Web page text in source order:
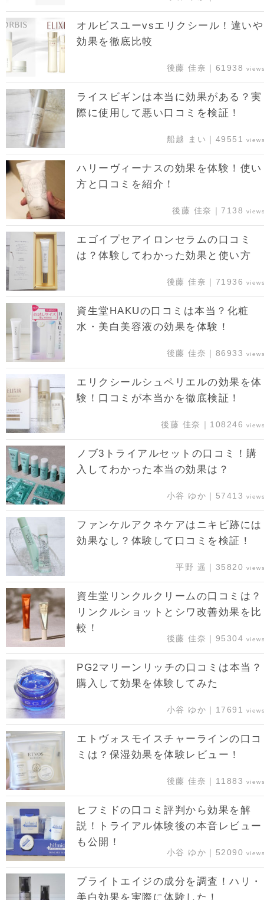
オルビスユーvsエリクシール！違いや
効果を徹底比較
後藤 佳奈｜61938
ライスビギンは本当に効果がある？実
際に使用して悪い口コミを検証！
船越 まい｜49551
ハリーヴィーナスの効果を体験！使い
方と口コミを紹介！
後藤 佳奈｜7138
エゴイプセアイロンセラムの口コミ
は？体験してわかった効果と使い方
後藤 佳奈｜71936
資生堂HAKUの口コミは本当？化粧
水・美白美容液の効果を体験！
後藤 佳奈｜86933
エリクシールシュペリエルの効果を体
験！口コミが本当かを徹底検証！
後藤 佳奈｜108246
ノブ3トライアルセットの口コミ！購
入してわかった本当の効果は？
小谷 ゆか｜57413
ファンケルアクネケアはニキビ跡には
効果なし？体験して口コミを検証！
平野 遥｜35820
資生堂リンクルクリームの口コミは？
リンクルショットとシワ改善効果を比
較！
後藤 佳奈｜95304
PG2マリーンリッチの口コミは本当？
購入して効果を体験してみた
小谷 ゆか｜17691
エトヴォスモイスチャーラインの口コ
ミは？保湿効果を体験レビュー！
後藤 佳奈｜11883
ヒフミドの口コミ評判から効果を解
説！トライアル体験後の本音レビュー
も公開！
小谷 ゆか｜52090
ブライトエイジの成分を調査！ハリ・
美白効果を実際に体験した！